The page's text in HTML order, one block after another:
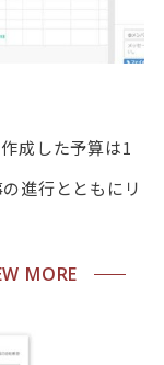
成した予算は1
進行とともにリ
MORE